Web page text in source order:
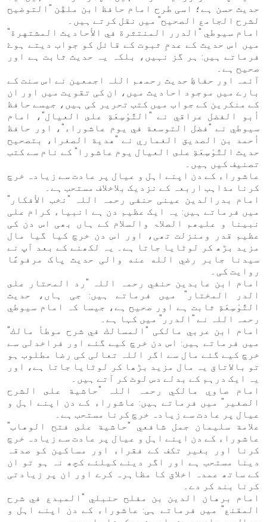
حدیث حسن ہے؛ اسی طرح امام حافظ ابن ملقِّن "التوضيح
لشرح الجامع الصحيح" میں نقل کرتے ہیں۔
امام سيوطي "الدرر المنتثرة في الأحاديث المشتهرة"
میں اس حدیث کے عدمِ ثبوت کے قائل کو جواب دیتے ہوۓ
فرماتے ہیں: ہر گز نہیں، بلکہ یہ حدیث ثابت ہے اور
صحیح ہے۔
آئمہ اور حفاظِ حدیث رحمھم اللہ اجمعین نے اس سنت کے
بارے میں موجود احادیث میں، ان کی تقویت میں اور ان
کے منکرین کے جواب میں کتب تحریر کی ہیں، جیسے حافظ
أبو الفضل عراقي نے "التَّوْسِعَةِ على العيال"، امام
سيوطي نے "فضل التوسعة في يوم عاشوراء"، اور حافظ
أحمد بن الصديق الغماري نے "هدية الصغرا، بتصحيح
حديث التَّوْسِعَةِ على العيال يوم عاشورا" کے نام سے کتب
تصنیف کیں ہیں۔
عاشوراء کے دن اپنے اہل و عیال پر عادت سے زیادہ خرچ
کرنا مذاہب اربعہ کے نزدیک بلاخلاف مستحب ہے۔
امام بدرالدین عینی حنفی رحمہ اللہ "نخب الأفكار"
میں فرماتے ہیں: یہ ایک عظیم دن ہے انبیاء کرام علی
نبینا و علیھم الصلاۃ والسلام کے ہاں بھی اس دن کی
عظیم قدر ومنزلت تھی، اور اس دن خرچ کیا گیا مال
مزید بڑھ کر لوٹایا جاتا ہے۔ یہ لکھنے کے بعد آپ نے
سیدنا جابر رضي الله عنه والی حديث پاک مرفوعًا
روایت کی۔
امام ابن عابدين حنفي رحمہ اللہ "رد المحتار على
الدر المختار" میں فرماتے ہیں: جی ہاں، حدیث
التَّوْسِعَةِ ثابت ہے اور صحیح ہے، جیسا کہ امام سيوطي
رحمہ اللہ نے "الدرر" میں کہا ہے۔
امام ابن عربي مالكی "المسالك في شرح موطأ مالك"
میں فرماتے ہیں: اس دن خرچ کیے گئے اور فراخدلی سے
خرچ کیے گئے مال سے اگر اللہ تعالی کی رضا مطلوب ہو
تو بالاتاق یہ مال مزید بڑھا کر لوٹایا جاتا ہے، اور
یہ ایک درہم کے بدلے دس لوٹ کر آتے ہیں۔
امام صاوي مالكي رحمہ اللہ "حاشية على الشرح
الصغير" میں فرماتے ہیں: عاشوراء کے دن اپنے اہل و
عیال پر عادت سے زیادہ خرچ کرنا مستحب ہے۔
علامة سليمان جمل شافعي "حاشية على فتح الوهاب"
عاشوراء کے دن اپنے اہل و عیال پر عادت سے زیادہ خرچ
کرنا اور بغیر تکف کے فقراء اور مساکین کو صدقہ
دینا مستحب ہے اور اگر دینے کیلئے کچھ نہ ہو تو ان
کے ساتھ عمدہ اخلاق کا مظاہرہ کرے اور ان پر زیادتی
کرنا بند کر دے۔
امام برهان الدين بن مفلح حنبلي "المبدع في شرح
المقنع" میں فرماتے ہی: عاشوراء کے دن اپنے اہل و